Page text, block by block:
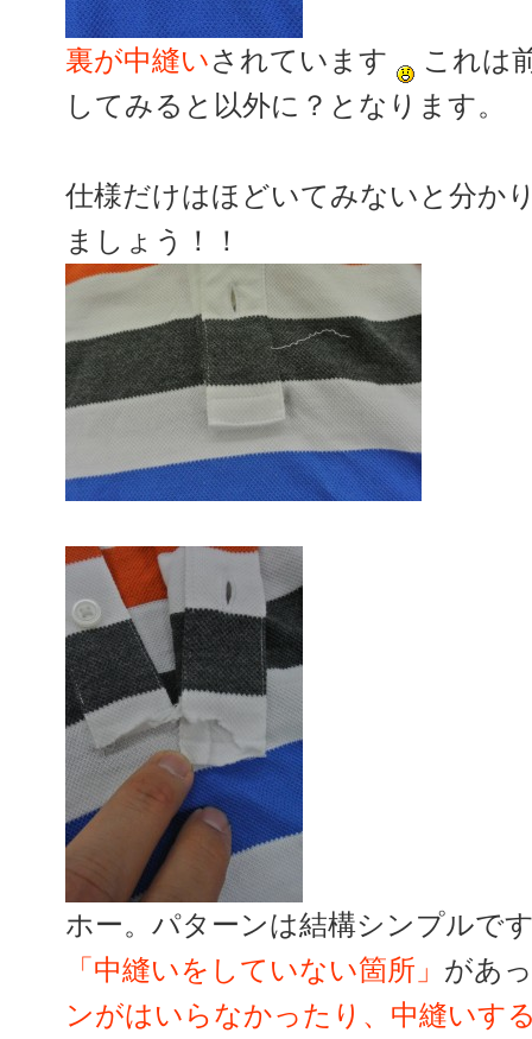
裏が中縫いされています
これは
してみると以外に？となります。
仕様だけはほどいてみないと分か
ましょう！！
ホー。パターンは結構シンプルで
「中縫いをしていない箇所」 があ
ンがはいらなかったり、中縫いす